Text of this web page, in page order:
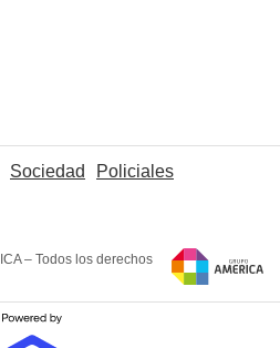
Sociedad
Policiales
– Todos los derechos